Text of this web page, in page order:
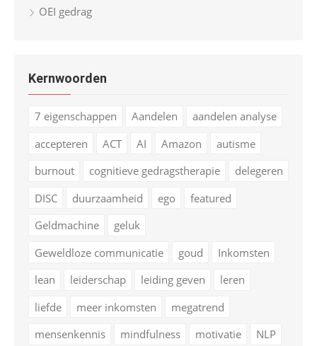
OEI gedrag
Kernwoorden
7 eigenschappen Aandelen
aandelen analyse
accepteren
ACT AI Amazon
autisme
burnout
cognitieve gedragstherapie
delegeren
DISC
duurzaamheid ego
featured
Geldmachine
geluk
Geweldloze communicatie
goud
Inkomsten
lean
leiderschap leiding geven
leren
liefde
meer inkomsten
megatrend
mensenkennis
mindfulness motivatie
NLP